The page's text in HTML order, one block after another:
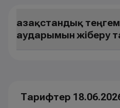
Қазақстандық
аударымын жіберу
Тарифтер